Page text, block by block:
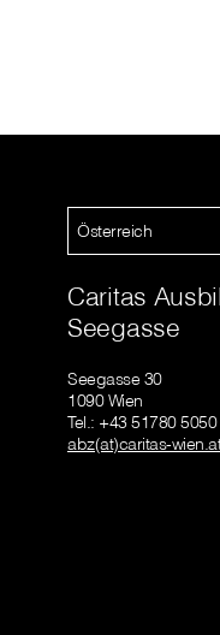
Österreich
Caritas
Seegasse
Seegasse 30
1090 Wien
Tel.: +43 51780 5050
abz(at)caritas-wien.at